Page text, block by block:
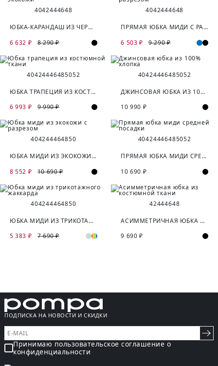
4042444648
ЮБКА-КАРАНДАШ ИЗ ЧЕРНОЙ ЭКОКОЖИ
6 632 ₽
8 290 ₽
4042444648
ПРЯМАЯ ЮБКА МИДИ С РАЗРЕЗОМ
6 503 ₽
9 290 ₽
40424446485052
ЮБКА ТРАПЕЦИЯ ИЗ КОСТЮМНОЙ ТКАНИ
6 993 ₽
9 990 ₽
40424446485052
ДЖИНСОВАЯ ЮБКА ИЗ 100% ХЛОПКА
10 990 ₽
404244464850
ЮБКА МИДИ ИЗ ЭКОКОЖИ С РАЗРЕЗОМ
8 552 ₽
10 690 ₽
40424446485052
ПРЯМАЯ ЮБКА МИДИ СРЕДНЕЙ ПОСАДКИ
10 690 ₽
404244464850
ЮБКА МИДИ ИЗ ТРИКОТАЖНОГО ЖАККАРДА
5 383 ₽
7 690 ₽
42444648
АСИММЕТРИЧНАЯ ЮБКА ИЗ КОСТЮМНОЙ ТКАНИ
9 690 ₽
ПОДПИСКА НА НОВОСТИ И СКИДКИ
Принимаю пользовательское соглашение о
конфиденциальности